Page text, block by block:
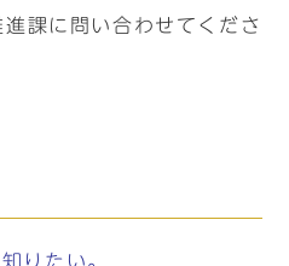
課に問い合わせてくださ
りたい。